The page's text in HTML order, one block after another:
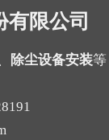
可能需要重
、细颗粒
动的气流会
的滤袋，
幅加快，很
里，靠近
两三倍，
来的积灰
限公司
除尘设备安装等